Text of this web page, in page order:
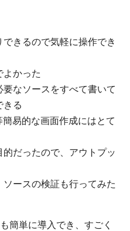
きるので気軽に操作でき
かった
なソースをすべて書いて
きる
易的な画面作成にはとて
だったので、アウトプッ
ースの検証も行ってみた
簡単に導入でき、すごく